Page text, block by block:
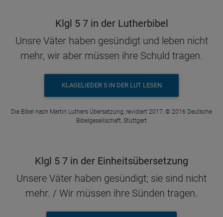
Klgl 5 7 in der Lutherbibel
Unsre Väter haben gesündigt und leben nicht
mehr, wir aber müssen ihre Schuld tragen.
KLAGELIEDER 5 IN DER LUT LESEN
Die Bibel nach Martin Luthers Übersetzung, revidiert 2017, © 2016 Deutsche
Bibelgesellschaft, Stuttgart
Klgl 5 7 in der Einheitsübersetzung
Unsere Väter haben gesündigt; sie sind nicht
mehr. / Wir müssen ihre Sünden tragen.